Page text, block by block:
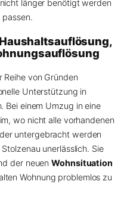
länger benötigt werden
passen.
Reihe von Gründen
Unterstützung in
Bei einem Umzug in eine
wo nicht alle vorhandenen
untergebracht werden
unerlässlich. Sie
der neuenWohnsituation
Wohnung problemlos zu